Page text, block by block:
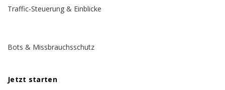
Traffic-Steuerung & Einblicke
Bots & Missbrauchsschutz
Jetzt starten